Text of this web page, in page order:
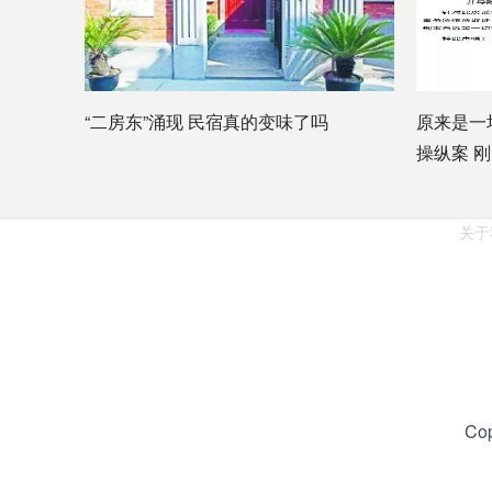
“二房东”涌现 民宿真的变味了吗
原来是
操纵案
关